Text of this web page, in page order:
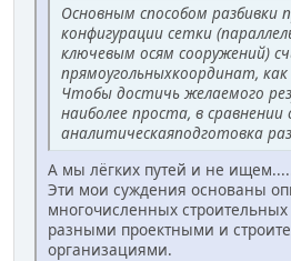
Основным способом разбивки
конфигурации сетки
ключевым осям сооружений)
прямоугольныхкоординат,
Чтобы достичь желаемого
наиболее проста, в сравнении
аналитическаяподготовка
А мы лёгких путей и не
Эти мои суждения основаны
многочисленных
разными проектными и
организациями.